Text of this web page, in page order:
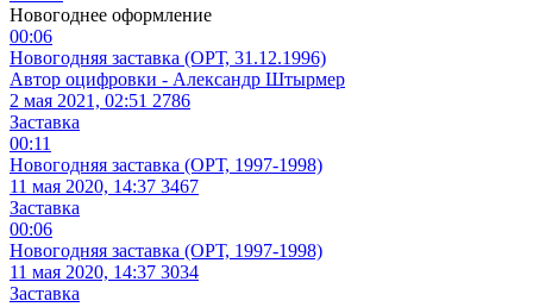
Новогоднее оформление
00:06
Новогодняя заставка (ОРТ, 31.12.1996)
Автор оцифровки - Александр Штырмер
2 мая 2021, 02:51 2786
Заставка
00:11
Новогодняя заставка (ОРТ, 1997-1998)
11 мая 2020, 14:37 3467
Заставка
00:06
Новогодняя заставка (ОРТ, 1997-1998)
11 мая 2020, 14:37 3034
Заставка